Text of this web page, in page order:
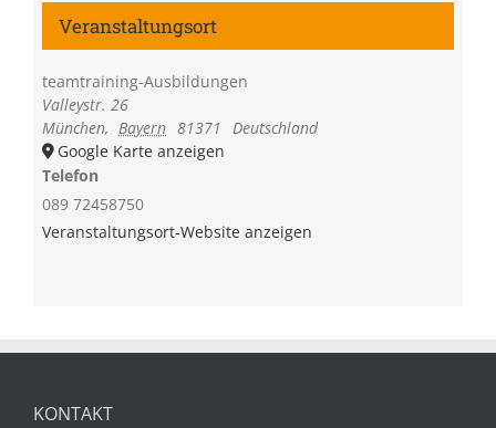
Veranstaltungsort
teamtraining-Ausbildungen
Valleystr. 26
München, Bayern 81371
Deutschland
Google Karte anzeigen
Telefon
089 72458750
Veranstaltungsort-Website anzeigen
KONTAKT